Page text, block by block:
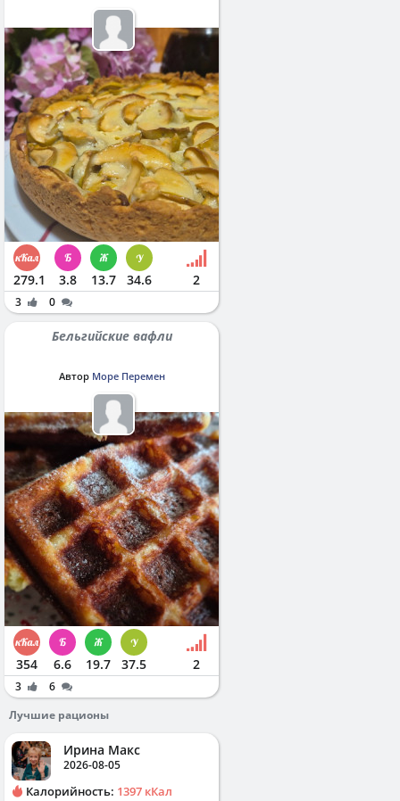
279.1 3.8 13.7 34.6 2
3 0
Бельгийские вафли
Автор Море Перемен
354 6.6 19.7 37.5 2
3
6
Лучшие рационы
Ирина Макс
2026-08-05
Калорийность: 1397 кКал